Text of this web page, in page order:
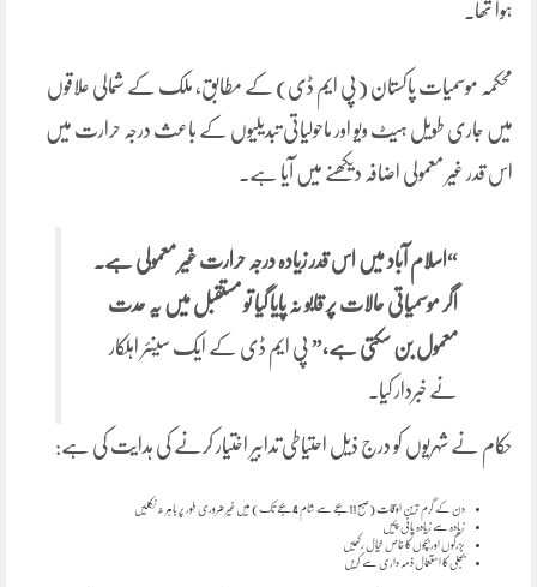
ہوا تھا۔
محکمہ موسمیات پاکستان (پی ایم ڈی) کے مطابق، ملک کے شمالی علاقوں
میں جاری طویل ہیٹ ویو اور ماحولیاتی تبدیلیوں کے باعث درجہ حرارت میں
اس قدر غیر معمولی اضافہ دیکھنے میں آیا ہے۔
“اسلام آباد میں اس قدر زیادہ درجہ حرارت غیر معمولی ہے۔
اگر موسمیاتی حالات پر قابو نہ پایا گیا تو مستقبل میں یہ حدت
معمول بن سکتی ہے،”پی ایم ڈی کے ایک سینئر اہلکار
نے خبردار کیا۔
حکام نے شہریوں کو درج ذیل احتیاطی تدابیر اختیار کرنے کی ہدایت کی ہے:
دن کے گرم ترین اوقات (صبح 11 بجے سے شام 4 بجے تک) میں غیر ضروری طور پر باہر نہ نکلیں
زیادہ سے زیادہ پانی پئیں
بزرگوں اور بچوں کا خاص خیال رکھیں
بجلی کا استعمال ذمہ داری سے کریں